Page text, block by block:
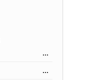
...
...